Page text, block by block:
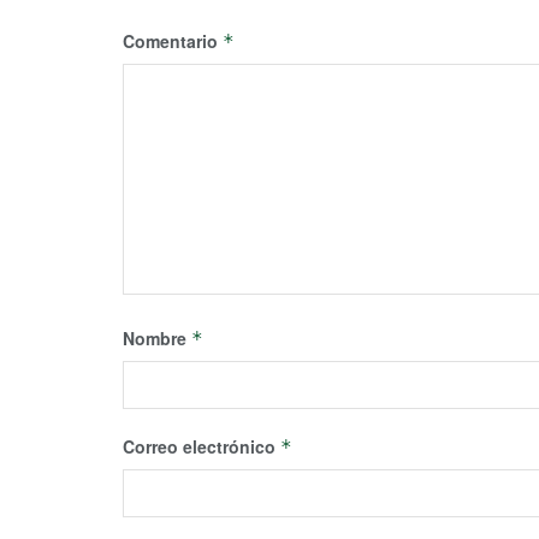
Comentario *
Nombre *
Correo electrónico *